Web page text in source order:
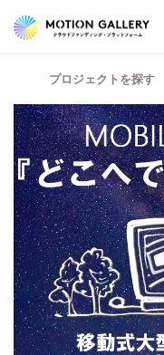
プロジェクトを探す